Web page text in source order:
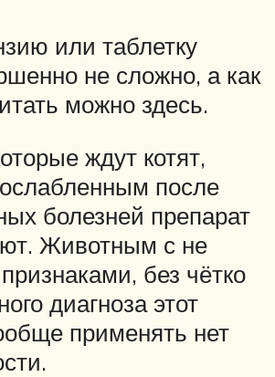
или таблетку
не сложно, а как
можно здесь.
ждут котят,
после
болезней препарат
Животным с не
без чётко
диагноза этот
применять нет